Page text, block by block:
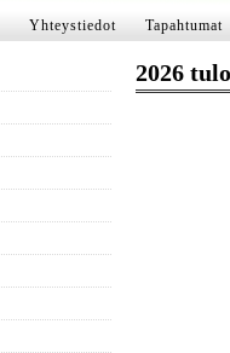
Yhteystiedot Tapahtumat
2026